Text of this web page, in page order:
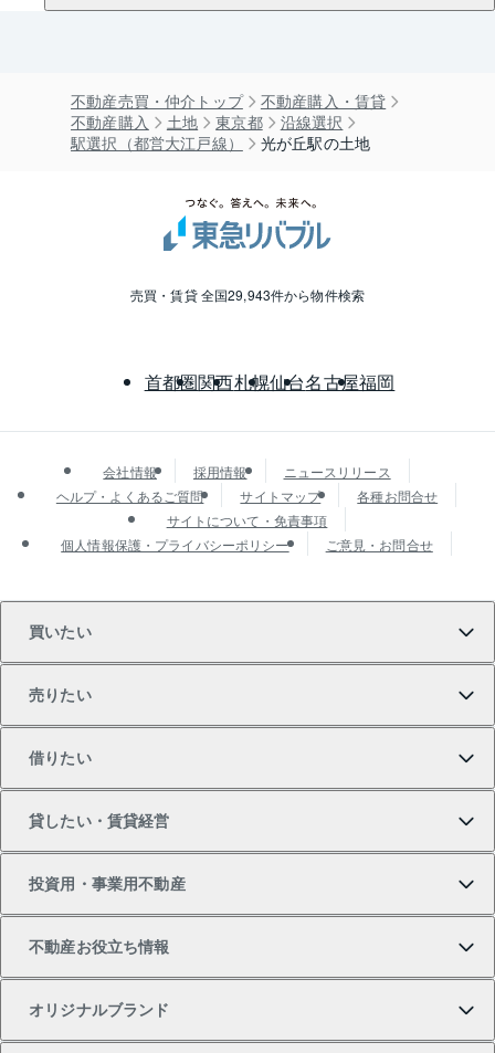
不動産売買・仲介トップ
不動産購入・賃貸
不動産購入
土地 東京都
沿線選択
駅選択（都営大江戸線）
光が丘駅の土地
売買・賃貸 全国29,943件から物件検索
首都圏関西札幌仙台名古屋福岡
会社情報 採用情報
ニュースリリース
ヘルプ・よくあるご質問
サイトマップ
各種お問合せ
サイトについて・免責事項
個人情報保護・プライバシーポリシー
ご意見・お問合せ
買いたい
新築・分譲マンションの購入
中古マンションの購入
売りたい
マンションの売却・査定
一戸建ての売却・査定
借りたい
借りたいTOP
物件を借りる
貸したい・賃貸経営
貸したいTOP
投資用・事業用不動産
不動産お役立ち情報
オリジナルブランド